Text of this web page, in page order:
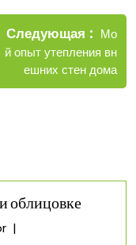
Следующая
Новые
записи
Мо
й опыт утепления вн
ешних стен дома
облицовке
Мой
|